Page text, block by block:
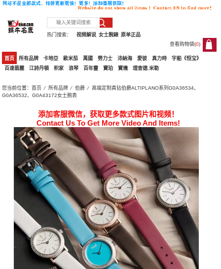
热门搜索： 原单正品
女士腕錶
视频解说
查看购物袋(0)
0
首页 所有品牌 卡地亞 歐米茄 萬國 勞力士 沛納海 愛彼 真力時
宇舶《恒宝》
百達翡麗
江詩丹頓 积家 浪琴 百年靈 寶珀 寶璣 理查德.米勒
您当前位置：首页 ⁄所有品牌 ⁄伯爵 ⁄ 高端定制真钻伯爵ALTIPLANO系列G0A36534、
G0A36532、G0A43172女士腕表
添加客服微信，获取更多款式图片和视频！
Contact Us To Get More Video And Items!